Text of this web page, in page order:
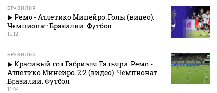
БРАЗИЛИЯ
Ремо - Атлетико Минейро. Голы (видео).
Чемпионат Бразилии. Футбол
11:12
БРАЗИЛИЯ
Красивый гол Габриэля Тальяри. Ремо -
Атлетико Минейро. 2:2 (видео). Чемпионат
Бразилии. Футбол
11:04